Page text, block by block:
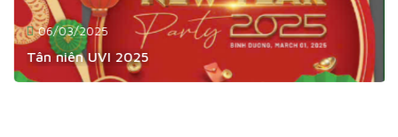
06/03/2025
Tân niên UVI 2025